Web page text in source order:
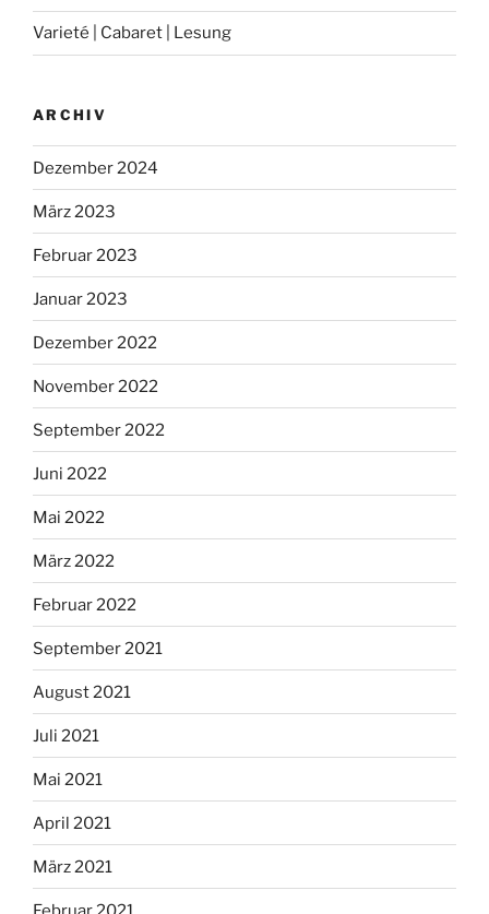
Varieté | Cabaret | Lesung
ARCHIV
Dezember 2024
März 2023
Februar 2023
Januar 2023
Dezember 2022
November 2022
September 2022
Juni 2022
Mai 2022
März 2022
Februar 2022
September 2021
August 2021
Juli 2021
Mai 2021
April 2021
März 2021